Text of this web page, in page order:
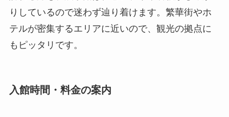
りしているので迷わず辿り着けます。繁華街やホ
テルが密集するエリアに近いので、観光の拠点に
もピッタリです。
入館時間・料金の案内